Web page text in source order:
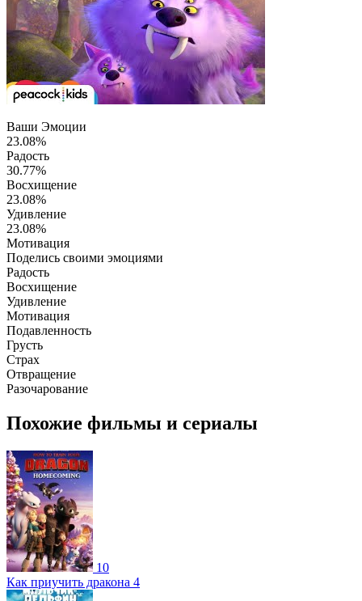
Ваши Эмоции
23.08%
Радость
30.77%
Восхищение
23.08%
Удивление
23.08%
Мотивация
Поделись своими эмоциями
Радость
Восхищение
Удивление
Мотивация
Подавленность
Грусть
Страх
Отвращение
Разочарование
Похожие фильмы и сериалы
10
Как приучить дракона 4